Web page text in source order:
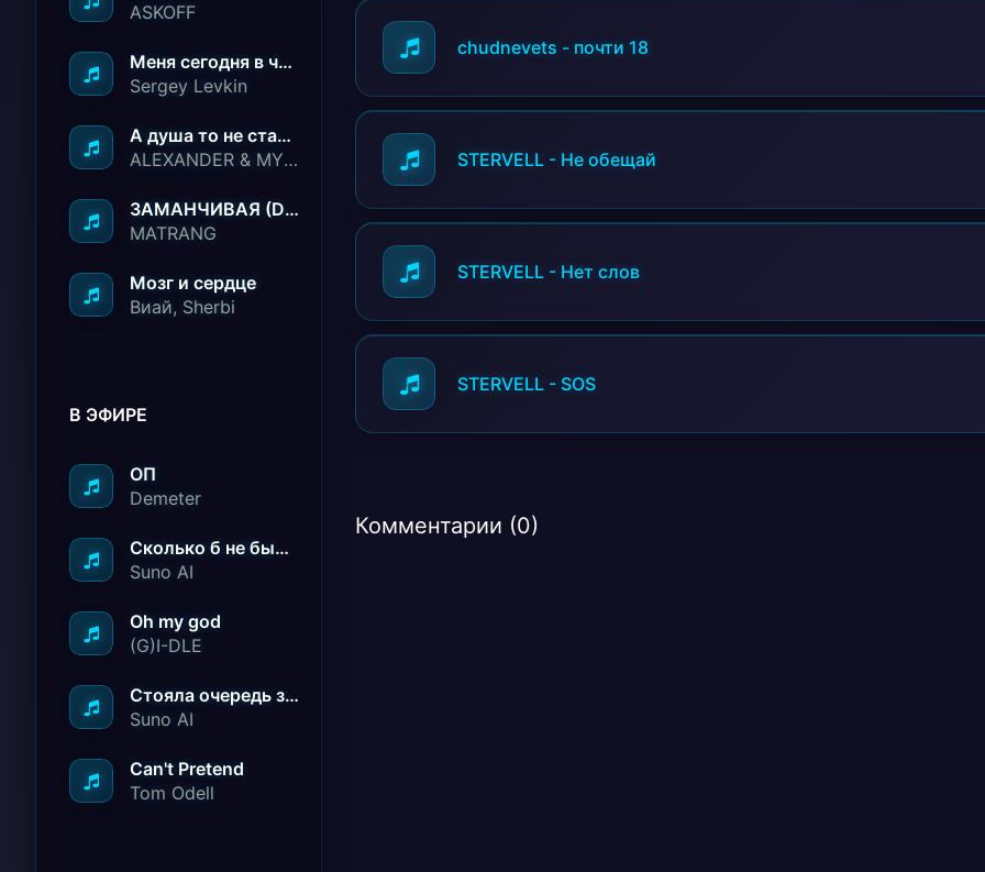
ASKOFF
Меня сегодня в чёрный список занесли
Sergey Levkin
А душа то не стареет
ALEXANDER & MY FAMILY
ЗАМАНЧИВАЯ (Deep House Remix)
MATRANG
Мозг и сердце
Виай, Sherbi
В ЭФИРЕ
ОП
Demeter
Сколько б не было вам лет не грустите
Suno AI
Oh my god
(G)I-DLE
Стояла очередь за радостью
Suno AI
Can't Pretend
Tom Odell
chudnevets - почти 18
STERVELL - Не обещай
STERVELL - Нет слов
STERVELL - SOS
Комментарии (0)